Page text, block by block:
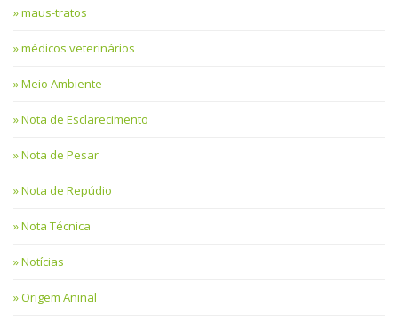
maus-tratos
médicos veterinários
Meio Ambiente
Nota de Esclarecimento
Nota de Pesar
Nota de Repúdio
Nota Técnica
Notícias
Origem Aninal